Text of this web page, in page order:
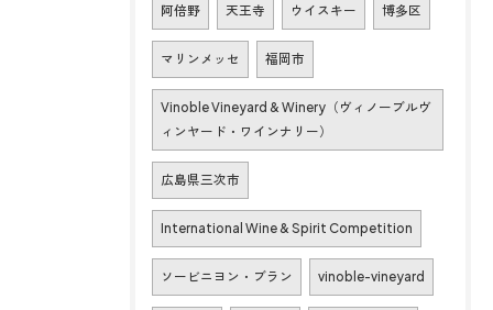
阿倍野 天王寺 ウイスキー 博多区
マリンメッセ 福岡市
Vinoble Vineyard & Winery（ヴィノーブルヴ
ィンヤード・ワインナリー）
広島県三次市
International Wine & Spirit Competition
ソービニヨン・ブラン vinoble-vineyard